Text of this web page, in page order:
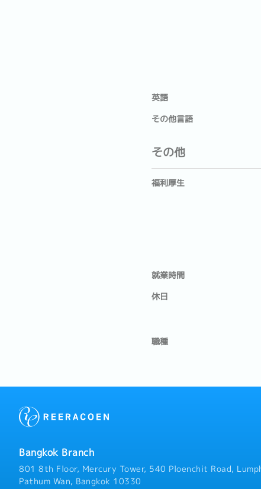
英語
その他言語
その他
福利厚生
就業時間
休日
職種
Bangkok Branch
801 8th Floor, Mercury Tower, 540 Ploenchit Road,
Pathum Wan, Bangkok 10330